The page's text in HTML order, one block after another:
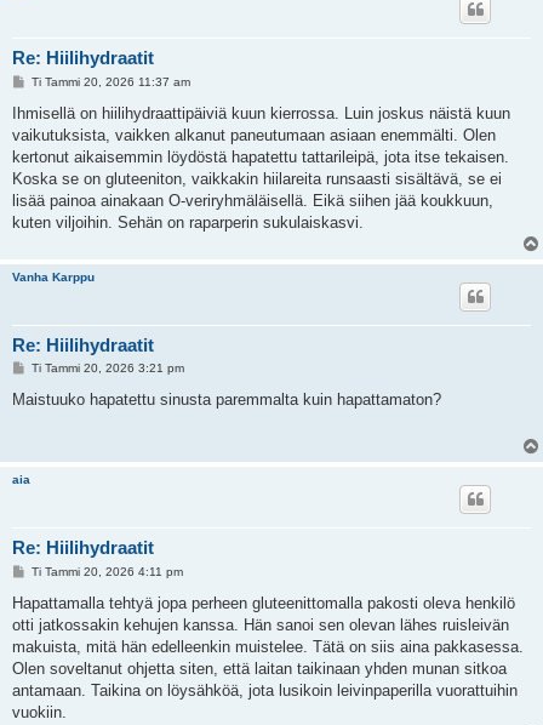
Re: Hiilihydraatit
V
e
t
i
Ti Tammi 20, 2026 11:37 am
Ihmisellä on hiilihydraattipäiviä kuun kierrossa. Luin joskus näistä kuun
vaikutuksista, vaikken alkanut paneutumaan asiaan enemmälti. Olen
kertonut aikaisemmin löydöstä hapatettu tattarileipä, jota itse tekaisen.
Koska se on gluteeniton, vaikkakin hiilareita runsaasti sisältävä, se ei
lisää painoa ainakaan O-veriryhmäläisellä. Eikä siihen jää koukkuun,
kuten viljoihin. Sehän on raparperin sukulaiskasvi.
Vanha Karppu
Re: Hiilihydraatit
V
e
Ti Tammi 20, 2026 3:21 pm
Maistuuko hapatettu sinusta paremmalta kuin hapattamaton?
aia
Re: Hiilihydraatit
V
e
s
t
i
Ti Tammi 20, 2026 4:11 pm
Hapattamalla tehtyä jopa perheen gluteenittomalla pakosti oleva henkilö
otti jatkossakin kehujen kanssa. Hän sanoi sen olevan lähes ruisleivän
makuista, mitä hän edelleenkin muistelee. Tätä on siis aina pakkasessa.
Olen soveltanut ohjetta siten, että laitan taikinaan yhden munan sitkoa
antamaan. Taikina on löysähköä, jota lusikoin leivinpaperilla vuorattuihin
vuokiin.